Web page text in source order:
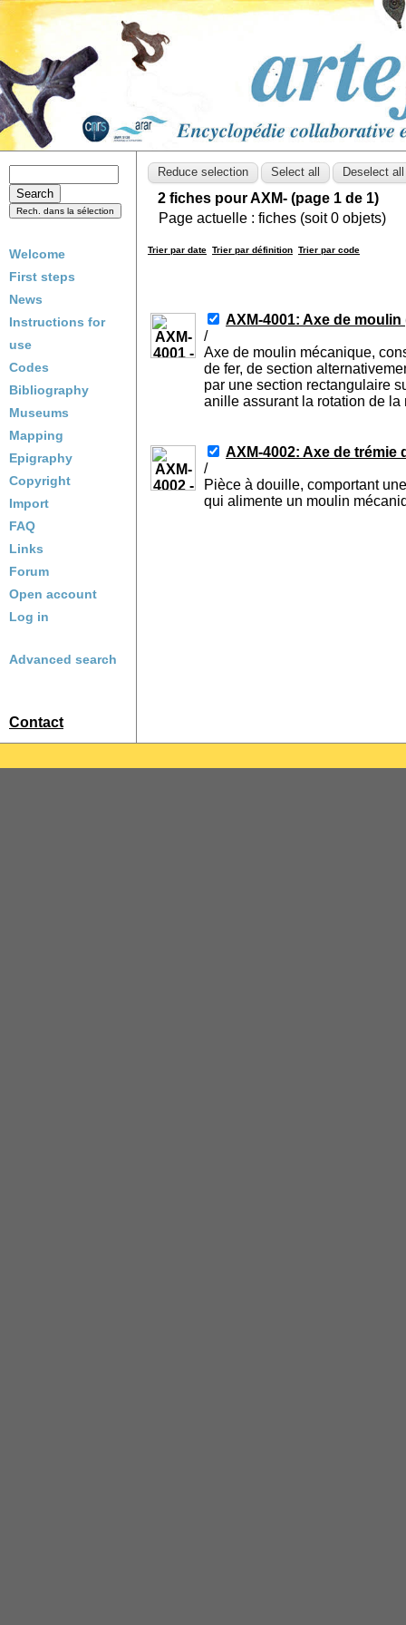
Welcome
First steps
News
Instructions for
use
Codes
Bibliography
Museums
Mapping
Epigraphy
Copyright
Import
FAQ
Links
Forum
Open account
Log in
Advanced search
Contact
2 fiches pour AXM- (page 1 de 1)
Page actuelle : fiches (soit0 objets)
Trier par date Trier par définition Trier par code
AXM-4001: Axe de
/
Axe de moulin mécanique,
de fer, de section
par une section rectangulaire
anille assurant la rotation de la
AXM-4002: Axe de
/
Pièce à douille, comportant
qui alimente un moulin